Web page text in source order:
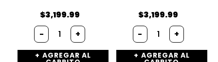
$3,199.99
- Galletitas
de
arroz
bañadas
+
AGREGAR AL
$3,199.99
- Galletitas
de
arroz
bañadas
+
AGREGAR AL